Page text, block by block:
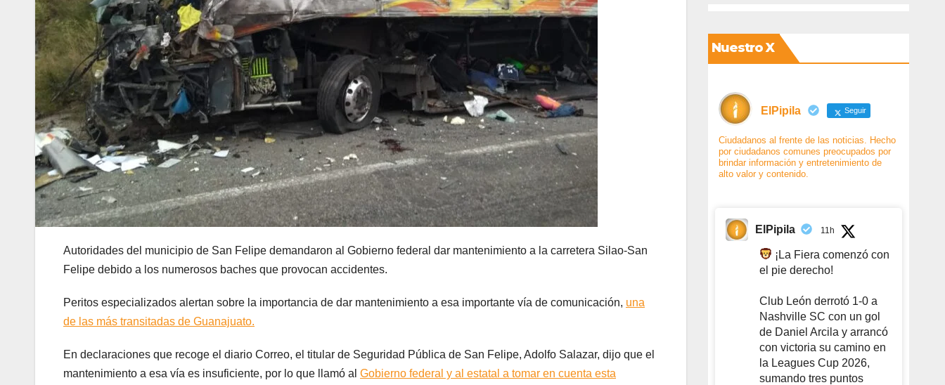
Autoridades del municipio de San Felipe demandaron al Gobierno federal dar mantenimiento a la carretera Silao-San
Felipe debido a los numerosos baches que provocan accidentes.
Peritos especializados alertan sobre la importancia de dar mantenimiento a esa importante vía de comunicación, una
de las más transitadas de Guanajuato.
En declaraciones que recoge el diario Correo, el titular de Seguridad Pública de San Felipe, Adolfo Salazar, dijo que el
mantenimiento a esa vía es insuficiente, por lo que llamó al Gobierno federal y al estatal a tomar en cuenta esta
Nuestro X
ElPipila Seguir
Ciudadanos al frente de las noticias. Hecho
por ciudadanos comunes preocupados por
brindar información y entretenimiento de
alto valor y contenido.
ElPipila 11h
¡La Fiera comenzó con
el pie derecho!
Club León derrotó 1-0 a
Nashville SC con un gol
de Daniel Arcila y arrancó
con victoria su camino en
la Leagues Cup 2026,
sumando tres puntos